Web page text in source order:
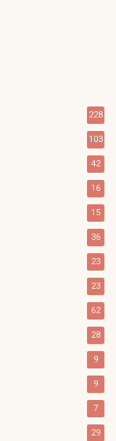
228
103
42
16
15
36
23
23
62
28
9
9
7
29